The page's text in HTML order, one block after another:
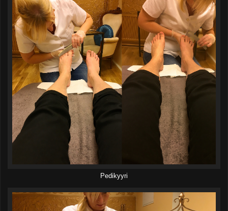
Pedikyyri